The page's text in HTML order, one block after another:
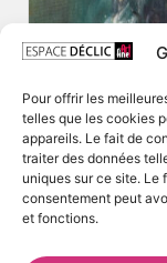
Pour offrir les
telles que les cookies
appareils. Le fait de
traiter des données
uniques sur ce site. Le
consentement peut
et fonctions.